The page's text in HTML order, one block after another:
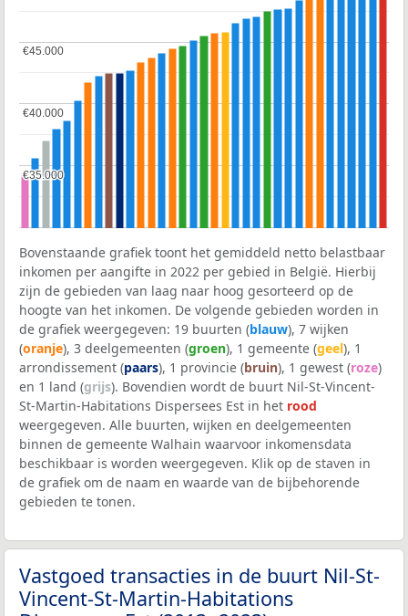
€35.000
€35.000
€40.000
€40.000
€45.000
€45.000
Bovenstaande grafiek toont het gemiddeld netto belastbaar
inkomen per aangifte in 2022 per gebied in België. Hierbij
zijn de gebieden van laag naar hoog gesorteerd op de
hoogte van het inkomen. De volgende gebieden worden in
de grafiek weergegeven: 19 buurten (blauw), 7 wijken
(oranje), 3 deelgemeenten (groen), 1 gemeente (geel), 1
arrondissement (paars), 1 provincie (bruin), 1 gewest (roze)
en 1 land (grijs). Bovendien wordt de buurt Nil-St-Vincent-
St-Martin-Habitations Dispersees Est in het rood
weergegeven. Alle buurten, wijken en deelgemeenten
binnen de gemeente Walhain waarvoor inkomensdata
beschikbaar is worden weergegeven. Klik op de staven in
de grafiek om de naam en waarde van de bijbehorende
gebieden te tonen.
Vastgoed transacties in de buurt Nil-St-
Vincent-St-Martin-Habitations